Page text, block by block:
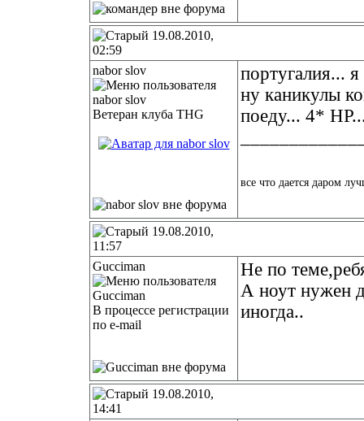
19.08.2010,
02:59
nabor slov
Ветеран клуба THG
португалия...
ну каникулы
поеду... 4*
все что дается даром
19.08.2010,
11:57
Gucciman
В процессе регистрации
по e-mail
Не по
А ноут нужен
иногда..
19.08.2010,
14:41